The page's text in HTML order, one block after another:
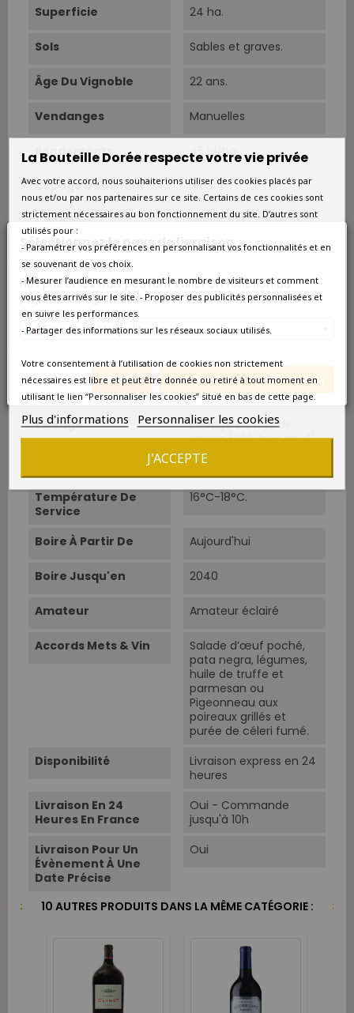
Sélectionnez le pays de livraison
Nos prix et les frais peuvent varier en fonction du
pays/de la région de livraison.
France métropolitaine
Annuler Enregistrer les modifications
Superficie 24 ha.
Sols Sables et graves.
Âge Du Vignoble 22 ans.
Vendanges Manuelles
Rendements 45 hl/ha.
Cépage Dominant Merlot
Cépages
Merlot 83%, Cabernet
Conduite
effeuillage, vendanges
vertes.
Vinification
Traditionnelle avec
remontages et
dans de petites cuves
en béton et cuves Inox
tronconiques.
Elevage
Élevage en fûts de
chêne (20% bois neuf)
pendant 18 mois
environ.
Température De
Service
16°C-18°C.
Boire À Partir De Aujourd'hui
Boire Jusqu'en 2040
Amateur Amateur éclairé
Accords Mets & Vin
Salade d’œuf poché,
pata negra, légumes,
huile de truffe et
parmesan ou
Pigeonneau aux
poireaux grillés et
purée de céleri fumé.
Disponibilité
Livraison express en 24
heures
Livraison En 24
Heures En France
Oui - Commande
jusqu'à 10h
Livraison Pour Un
Évènement À Une
Date Précise
Oui
10 AUTRES PRODUITS DANS LA MÊME CATÉGORIE :
La Bouteille Dorée respecte votre vie privée
Avec votre accord, nous souhaiterions utiliser des cookies placés par
nous et/ou par nos partenaires sur ce site. Certains de ces cookies sont
strictement nécessaires au bon fonctionnement du site. D’autres sont
utilisés pour :
- Paramétrer vos préférences en personnalisant vos fonctionnalités et en
se souvenant de vos choix.
- Mesurer l’audience en mesurant le nombre de visiteurs et comment
vous êtes arrivés sur le site. - Proposer des publicités personnalisées et
en suivre les performances.
- Partager des informations sur les réseaux sociaux utilisés.
Votre consentement à l’utilisation de cookies non strictement
nécessaires est libre et peut être donnée ou retiré à tout moment en
utilisant le lien “Personnaliser les cookies” situé en bas de cette page.
Plus d'informations Personnaliser les cookies
J'ACCEPTE